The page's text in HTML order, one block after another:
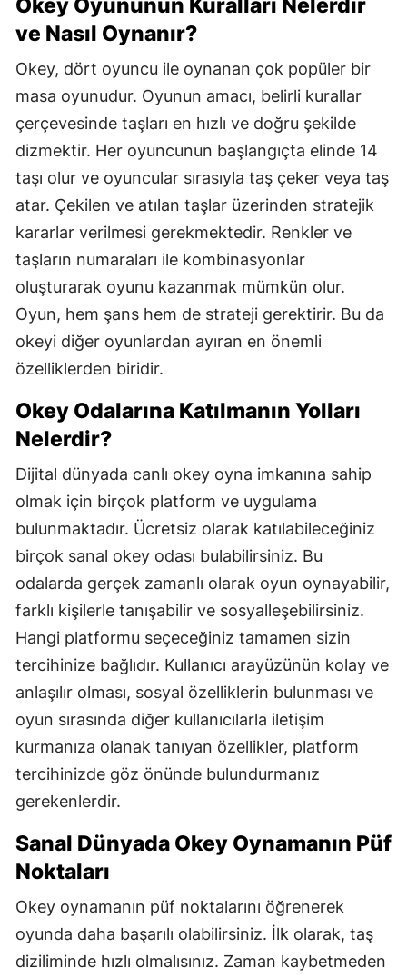
Manisa
Kahramanmaraş
Muğla
Muş
Nevşehir
Niğde
Ordu
Sakarya
Siirt
Sinop
Sivas
Tekirdağ
Tokat
Trabzon
Tunceli
Şanlıurfa
Uşak
Yozgat
Bayburt
Okey Oyununun Kuralları Nelerdir
ve Nasıl Oynanır?
Okey, dört oyuncu ile oynanan çok popüler bir
masa oyunudur. Oyunun amacı, belirli kurallar
çerçevesinde taşları en hızlı ve doğru şekilde
dizmektir. Her oyuncunun başlangıçta elinde 14
taşı olur ve oyuncular sırasıyla taş çeker veya taş
atar. Çekilen ve atılan taşlar üzerinden stratejik
kararlar verilmesi gerekmektedir. Renkler ve
taşların numaraları ile kombinasyonlar
oluşturarak oyunu kazanmak mümkün olur.
Oyun, hem şans hem de strateji gerektirir. Bu da
okeyi diğer oyunlardan ayıran en önemli
özelliklerden biridir.
Okey Odalarına Katılmanın Yolları
Nelerdir?
Dijital dünyada canlı okey oyna imkanına sahip
olmak için birçok platform ve uygulama
bulunmaktadır. Ücretsiz olarak katılabileceğiniz
birçok sanal okey odası bulabilirsiniz. Bu
odalarda gerçek zamanlı olarak oyun oynayabilir,
farklı kişilerle tanışabilir ve sosyalleşebilirsiniz.
Hangi platformu seçeceğiniz tamamen sizin
tercihinize bağlıdır. Kullanıcı arayüzünün kolay ve
anlaşılır olması, sosyal özelliklerin bulunması ve
oyun sırasında diğer kullanıcılarla iletişim
kurmanıza olanak tanıyan özellikler, platform
tercihinizde göz önünde bulundurmanız
gerekenlerdir.
Sanal Dünyada Okey Oynamanın Püf
Noktaları
Okey oynamanın püf noktalarını öğrenerek
oyunda daha başarılı olabilirsiniz. İlk olarak, taş
diziliminde hızlı olmalısınız. Zaman kaybetmeden